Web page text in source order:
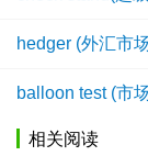
hedger (外汇市
balloon test (市
相关阅读